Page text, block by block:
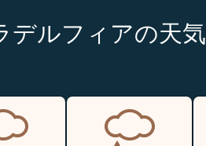
デルフィアの天気